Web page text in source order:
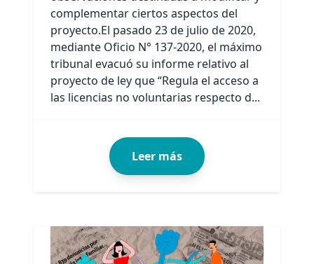
complementar ciertos aspectos del
proyecto.El pasado 23 de julio de 2020,
mediante Oficio N° 137-2020, el máximo
tribunal evacuó su informe relativo al
proyecto de ley que “Regula el acceso a
las licencias no voluntarias respecto d...
Leer más